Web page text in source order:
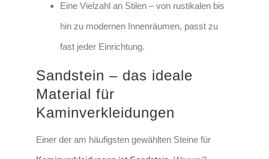
Eine Vielzahl an Stilen – von rustikalen bis
hin zu modernen Innenräumen, passt zu
fast jeder Einrichtung.
Sandstein – das ideale
Material für
Kaminverkleidungen
Einer der am häufigsten gewählten Steine für